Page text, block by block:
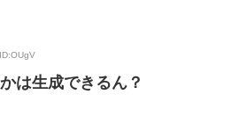
ID:OUgV
は生成できるん？